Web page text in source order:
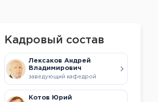
Кадровый состав
Лексаков Андрей
Владимирович
заведующий кафедрой
Котов Юрий